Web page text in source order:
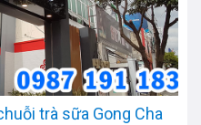
trà sữa Gong Cha